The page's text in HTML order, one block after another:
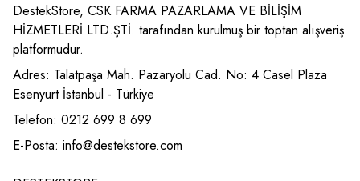
DestekStore, CSK FARMA PAZARLAMA VE BİLİŞİM
HİZMETLERİ LTD.ŞTİ. tarafından kurulmuş bir toptan alışveriş
platformudur.
Adres: Talatpaşa Mah. Pazaryolu Cad. No: 4 Casel Plaza
Esenyurt İstanbul - Türkiye
Telefon: 0212 699 8 699
E-Posta: info@destekstore.com